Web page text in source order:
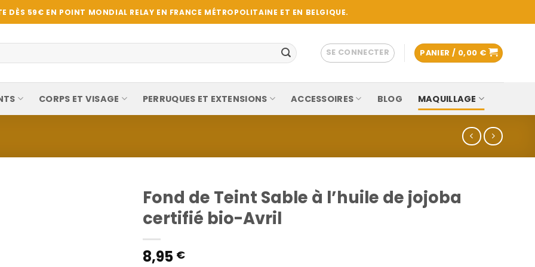
DÈS 59€ EN POINT MONDIAL RELAY EN FRANCE MÉTROPOLITAINE ET EN BELGIQUE.
SE CONNECTER PANIER / 0,00 €
CORPS ET VISAGE PERRUQUES ET EXTENSIONS ACCESSOIRES BLOG MAQUILLAGE
Fond de Teint Sable à l’huile de jojoba
certifié bio-Avril
8,95 €